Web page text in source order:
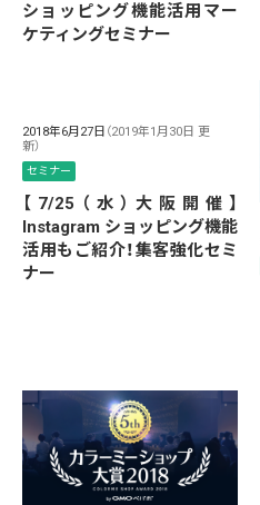
ショッピング機能活用マー
ケティングセミナー
2018年6月27日 （2019年1月30日 更
新）
セミナー
【7/25（水）大阪開催】
Instagram ショッピング機能
活用もご紹介！集客強化セミ
ナー